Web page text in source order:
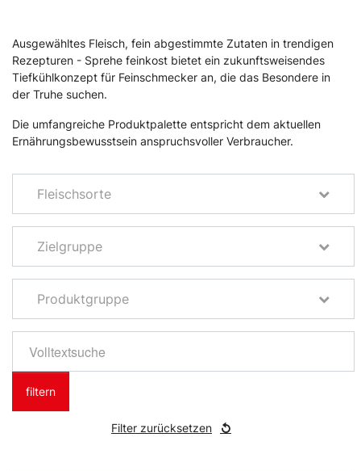
Ausgewähltes Fleisch, fein abgestimmte Zutaten in trendigen
Rezepturen - Sprehe feinkost bietet ein zukunftsweisendes
Tiefkühlkonzept für Feinschmecker an, die das Besondere in
der Truhe suchen.
Die umfangreiche Produktpalette entspricht dem aktuellen
Ernährungsbewusstsein anspruchsvoller Verbraucher.
Fleischsorte
Zielgruppe
Produktgruppe
filtern
Filter zurücksetzen